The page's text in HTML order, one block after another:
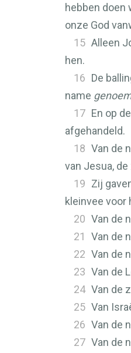
hebben doen
onze God
15 Alleen
hen.
16 De
name
17 En op
afgehandeld.
18 Van de
van Jesua,
19 Zij
kleinvee voor
20 Van de
21
Van de
22 Van de
23 Van de
24 Van de
25 Van
26 Van de
27 Van de